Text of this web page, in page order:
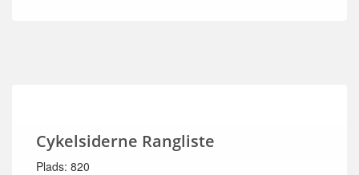
Cykelsiderne Rangliste
Plads: 820